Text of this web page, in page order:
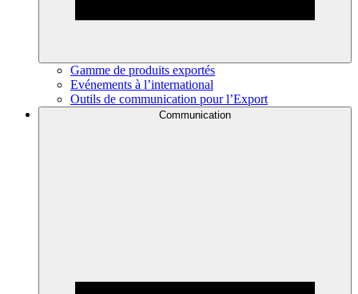
Gamme de produits exportés
Evénements à l’international
Outils de communication pour l’Export
Communication